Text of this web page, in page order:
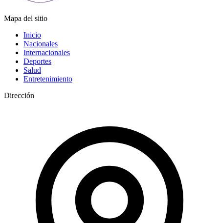
Mapa del sitio
Inicio
Nacionales
Internacionales
Deportes
Salud
Entretenimiento
Dirección